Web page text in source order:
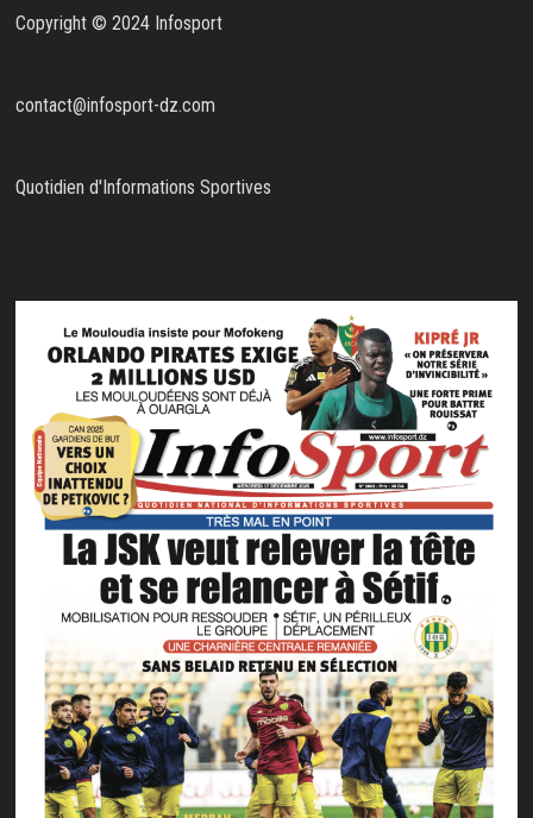
Copyright © 2024 Infosport
contact@infosport-dz.com
Quotidien d'Informations Sportives